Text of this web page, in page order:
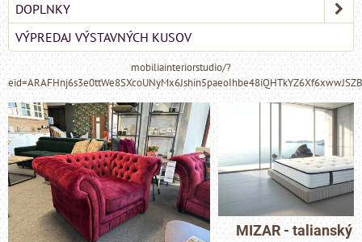
DOPLNKY
VÝPREDAJ VÝSTAVNÝCH KUSOV
mobiliainteriorstudio/?
MIZAR - talianský matrac